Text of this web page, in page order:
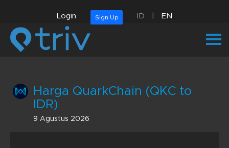
Login Sign Up ID EN
Harga QuarkChain (QKC to
IDR)
9 Agustus 2026